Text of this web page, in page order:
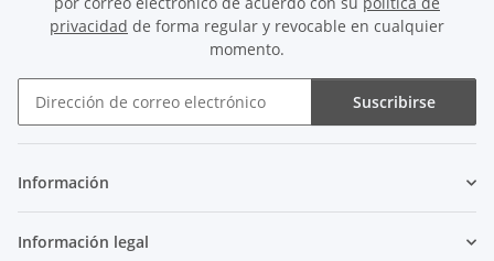
privacidad de forma regular y revocable en cualquier
momento.
Suscribirse
Información
Información legal